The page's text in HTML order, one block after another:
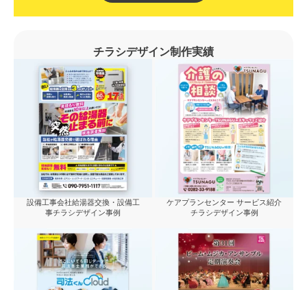
チラシデザイン制作実績
設備工事会社給湯器交換・設備工
事チラシデザイン事例
ケアプランセンター サービス紹介
チラシデザイン事例